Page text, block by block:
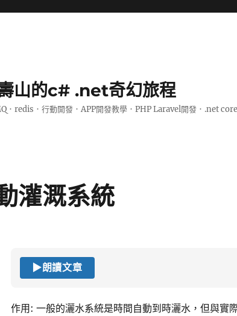
山的c# .net奇幻旅程
redis．行動開發．APP開發教學．PHP Laravel開發．.net
灌溉系統
▶朗讀文章
作用: 一般的灑水系統是時間自動到時灑水，但與實